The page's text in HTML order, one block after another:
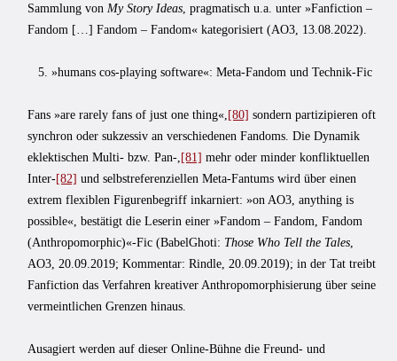
Sammlung von My Story Ideas , pragmatisch u.a. unter »Fanfiction –
Fandom […] Fandom – Fandom« kategorisiert (AO3, 13.08.2022).
5. »humans cos-playing software«: Meta-Fandom und Technik-Fic
Fans »are rarely fans of just one thing«, [80] sondern partizipieren oft
synchron oder sukzessiv an verschiedenen Fandoms. Die Dynamik
eklektischen Multi- bzw. Pan-, [81] mehr oder minder konfliktuellen
Inter-[82] und selbstreferenziellen Meta-Fantums wird über einen
extrem flexiblen Figurenbegriff inkarniert: »on AO3, anything is
possible«, bestätigt die Leserin einer »Fandom – Fandom, Fandom
(Anthropomorphic)«-Fic (BabelGhoti: Those Who Tell the Tales
AO3, 20.09.2019; Kommentar: Rindle, 20.09.2019); in der Tat treibt
Fanfiction das Verfahren kreativer Anthropomorphisierung über seine
vermeintlichen Grenzen hinaus.
Ausagiert werden auf dieser Online-Bühne die Freund- und